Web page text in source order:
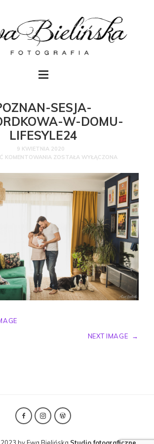
SESJA-
W-DOMU-
LIFESYLE24
9 KWIETNIA 2020
KOMENTOWANIA ZOSTAŁA WYŁĄCZONA
NEXT IMAGE
→